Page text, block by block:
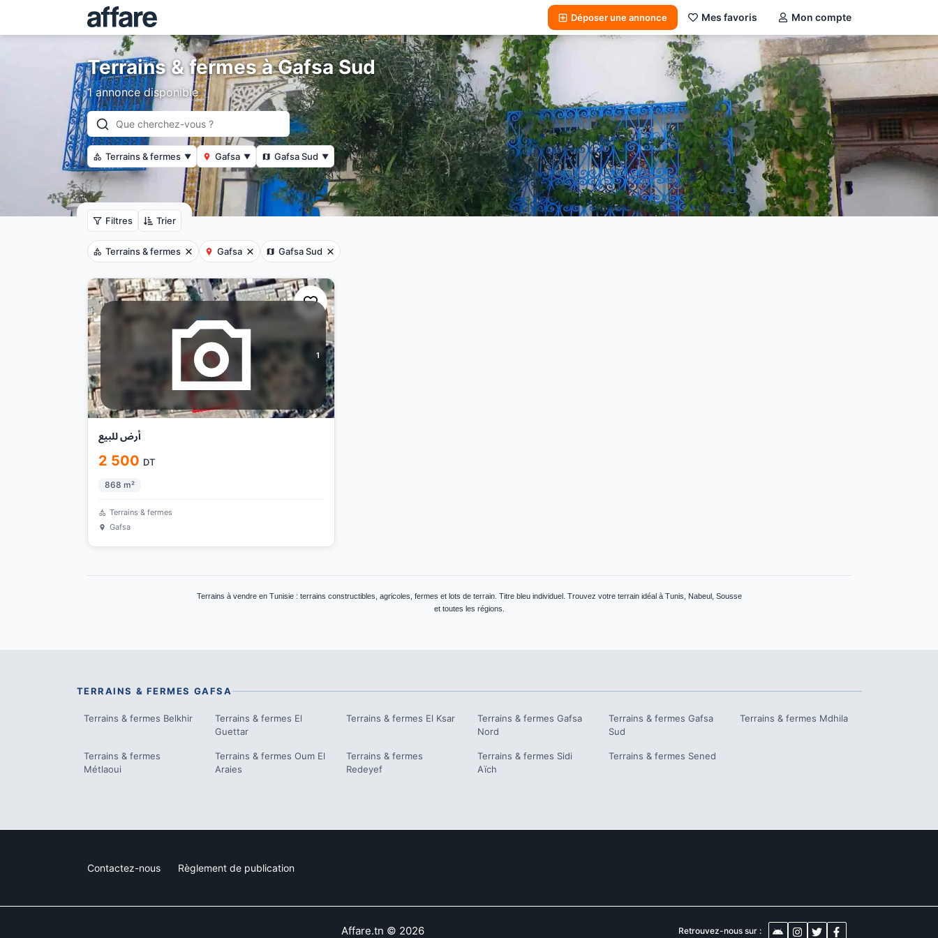
Déposer une annonce Mes favoris Mon compte
Terrains & fermes à Gafsa Sud
1 annonce disponible
Terrains & fermes ▼ Gafsa ▼ Gafsa Sud ▼
Filtres Trier
Terrains & fermes Gafsa Gafsa Sud
1
أرض للبيع
2 500 DT
868 m²
Terrains & fermes
Gafsa
Terrains à vendre en Tunisie : terrains constructibles, agricoles, fermes et lots de terrain. Titre bleu individuel. Trouvez votre terrain idéal à Tunis, Nabeul, Sousse
et toutes les régions.
TERRAINS & FERMES GAFSA
Terrains & fermes Belkhir Terrains & fermes El
Guettar
Terrains & fermes El Ksar Terrains & fermes Gafsa
Nord
Terrains & fermes Gafsa
Sud
Terrains & fermes Mdhila
Terrains & fermes
Métlaoui
Terrains & fermes Oum El
Araies
Terrains & fermes
Redeyef
Terrains & fermes Sidi
Aïch
Terrains & fermes Sened
Contactez-nous Règlement de publication
Affare.tn © 2026 Retrouvez-nous sur :